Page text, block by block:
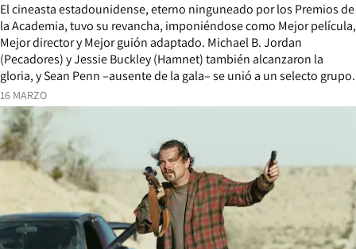
16 MARZO
El cineasta estadounidense, eterno ninguneado por los Premios de
la Academia, tuvo su revancha, imponiéndose como Mejor película,
Mejor director y Mejor guión adaptado. Michael B. Jordan
(Pecadores) y Jessie Buckley (Hamnet) también alcanzaron la
gloria, y Sean Penn –ausente de la gala– se unió a un selecto grupo.